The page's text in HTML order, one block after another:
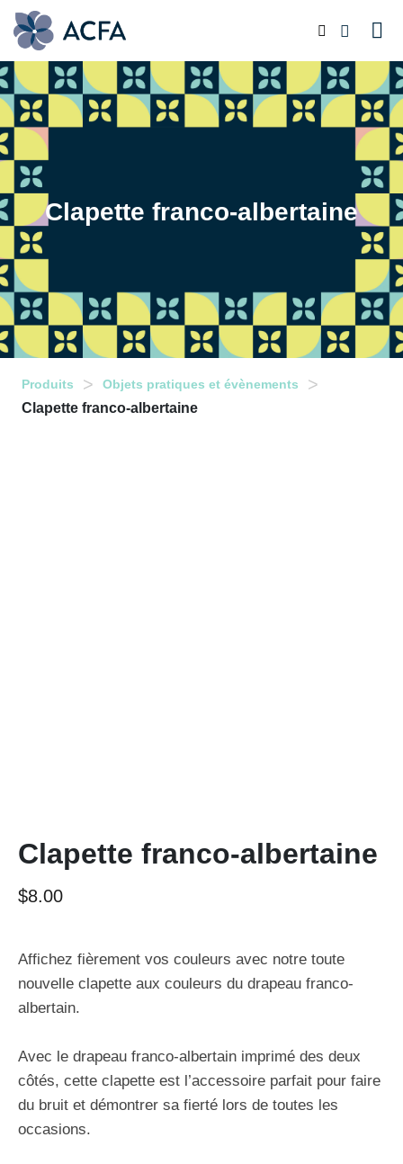
Clapette franco-albertaine
Produits > Objets pratiques et évènements >
Clapette franco-albertaine
Clapette franco-albertaine
$8.00
Affichez fièrement vos couleurs avec notre toute
nouvelle clapette aux couleurs du drapeau franco-
albertain.
Avec le drapeau franco-albertain imprimé des deux
côtés, cette clapette est l’accessoire parfait pour faire
du bruit et démontrer sa fierté lors de toutes les
occasions.